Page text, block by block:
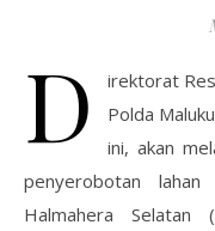
D
irektorat
Polda
ini, akan
penyerobotan
Halmahera